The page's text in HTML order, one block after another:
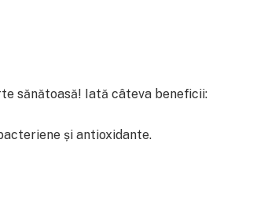
sănătoasă! Iată câteva beneficii:
și antioxidante.